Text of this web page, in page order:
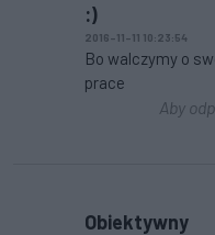
:)
2016-11-11 10:23:54
Bo walczymy o
prace
Aby
Obiektywny